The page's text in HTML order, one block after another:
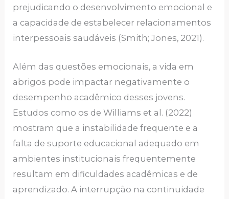
prejudicando o desenvolvimento emocional e
a capacidade de estabelecer relacionamentos
interpessoais saudáveis (Smith; Jones, 2021).
Além das questões emocionais, a vida em
abrigos pode impactar negativamente o
desempenho acadêmico desses jovens.
Estudos como os de Williams et al. (2022)
mostram que a instabilidade frequente e a
falta de suporte educacional adequado em
ambientes institucionais frequentemente
resultam em dificuldades acadêmicas e de
aprendizado. A interrupção na continuidade